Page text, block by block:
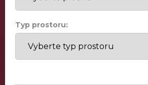
Typ prostoru: